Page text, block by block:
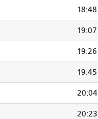
18:48
19:07
19:26
19:45
20:04
20:23